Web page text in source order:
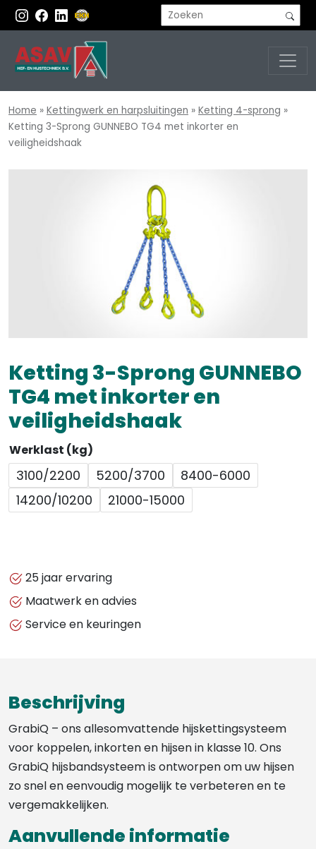
Home » Kettingwerk en harpsluitingen » Ketting 4-sprong »
Ketting 3-Sprong GUNNEBO TG4 met inkorter en
veiligheidshaak
Ketting 3-Sprong GUNNEBO
TG4 met inkorter en
veiligheidshaak
Werklast (kg)
3100/2200 5200/3700
8400-6000
14200/10200
21000-15000
25 jaar ervaring
Maatwerk en advies
Service en keuringen
Beschrijving
GrabiQ – ons allesomvattende hijskettingsysteem
voor koppelen, inkorten en hijsen in klasse 10. Ons
GrabiQ hijsbandsysteem is ontworpen om uw hijsen
zo snel en eenvoudig mogelijk te verbeteren en te
vergemakkelijken.
Aanvullende informatie